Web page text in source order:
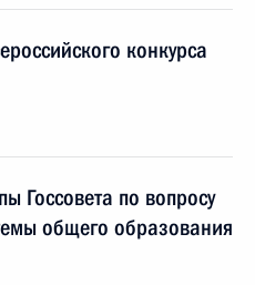
конкурса
Госсовета по вопросу
общего образования